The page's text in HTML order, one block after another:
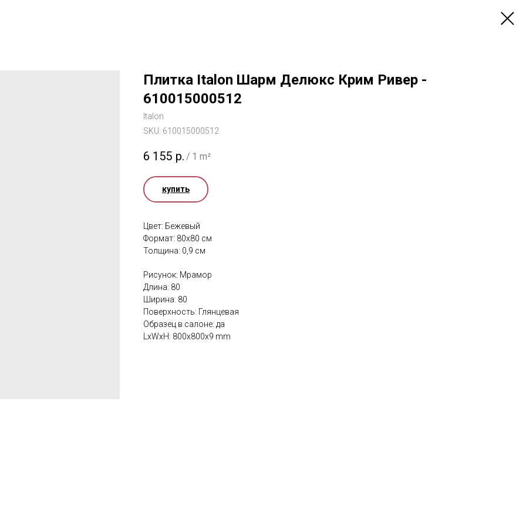
Плитка Italon Шарм Делюкс Крим Ривер -
610015000512
Italon
SKU: 610015000512
6 155 р. / 1 m²
купить
Цвет: Бежевый
Формат: 80x80 см
Толщина: 0,9 см
Рисунок: Мрамор
Длина: 80
Ширина: 80
Поверхность: Глянцевая
Образец в салоне: да
LxWxH: 800x800x9 mm